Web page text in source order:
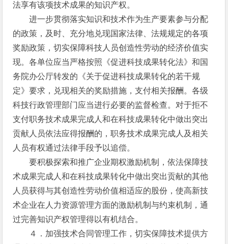
法享有该项技术成果的知识产权。
进一步贯彻落实知识和技术作为生产要素参与分配
的政策，及时、充分地兑现国家法律、法规规定的各项
奖励政策，切实保障科技人员创造性劳动的经济价值实
现。各单位应当严格按照《促进科技成果转化法》和国
务院办公厅转发的《关于促进科技成果转化的若干规
定》要求，兑现相关的奖励措施，支付相关报酬。各级
科技行政管理部门应当进行必要的监督检查。对于拒不
支付职务技术成果完成人和在科技成果转化中做出突出
贡献人员依法应得报酬的，职务技术成果完成人及相关
人员有权通过法律手段予以追偿。
要积极探索和推广企业期权激励机制，依法保障技
术成果完成人和在科技成果转化中做出突出贡献的其他
人员获得与其创造性劳动价值相适应的股份，使高新技
术企业在人力资源管理方面的激励机制与约束机制，通
过完善知识产权管理得以有机结合。
４．加强技术合同管理工作，切实保障技术提供方